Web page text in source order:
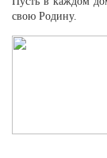
свою Родину.